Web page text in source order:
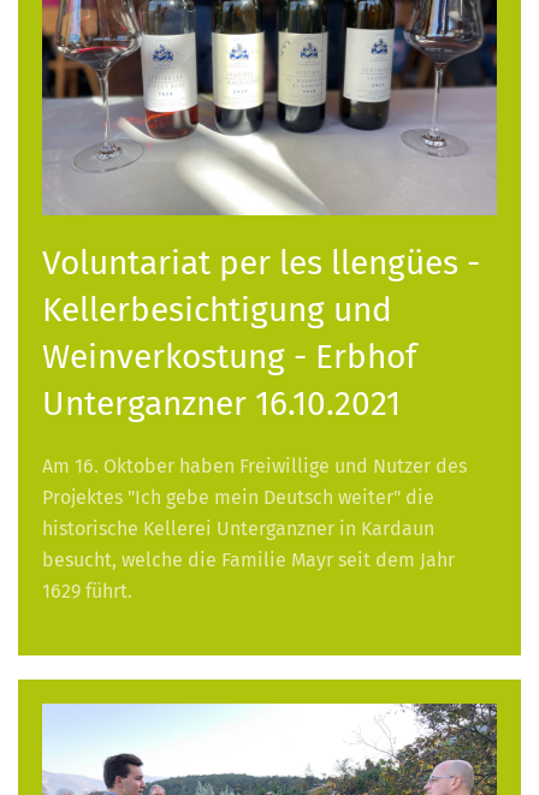
Voluntariat per les llengües -
Kellerbesichtigung und
Weinverkostung - Erbhof
Unterganzner 16.10.2021
Am 16. Oktober haben Freiwillige und Nutzer des
Projektes "Ich gebe mein Deutsch weiter" die
historische Kellerei Unterganzner in Kardaun
besucht, welche die Familie Mayr seit dem Jahr
1629 führt.